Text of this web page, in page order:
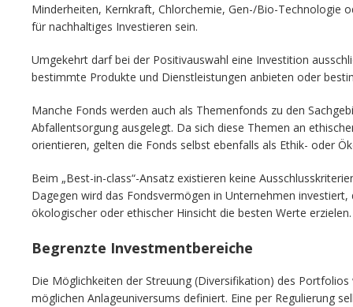
Minderheiten, Kernkraft, Chlorchemie, Gen-/Bio-Technologie
für nachhaltiges Investieren sein.
Umgekehrt darf bei der Positivauswahl eine Investition
bestimmte Produkte und Dienstleistungen anbieten oder
Manche Fonds werden auch als Themenfonds zu den
Abfallentsorgung ausgelegt. Da sich diese Themen an
orientieren, gelten die Fonds selbst ebenfalls als Ethik- oder
Beim „Best-in-class“-Ansatz existieren keine
Dagegen wird das Fondsvermögen in Unternehmen
ökologischer oder ethischer Hinsicht die besten Werte erzielen.
Begrenzte Investmentbereiche
Die Möglichkeiten der Streuung (Diversifikation) des
möglichen Anlageuniversums definiert. Eine per Regulierung